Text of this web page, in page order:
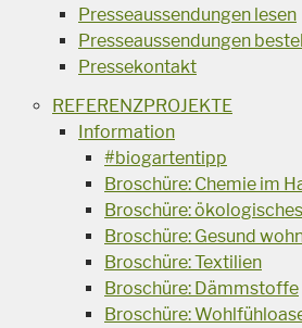
Presseaussendungen lesen
Presseaussendungen
Pressekontakt
REFERENZPROJEKTE
Information
#biogartentipp
Broschüre: Chemie im
Broschüre:
Broschüre: Gesund
Broschüre: Textilien
Broschüre: Dämmstoffe
Broschüre: